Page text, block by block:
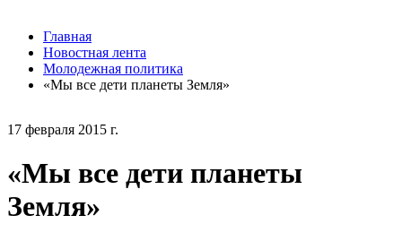
17 февраля 2015 г.
«Мы все дети планеты
Земля»
Главная
Новостная лента
Молодежная политика
«Мы все дети планеты Земля»